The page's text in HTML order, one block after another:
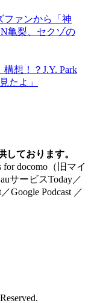
ファンから「神
亀梨、セクゾの
想！？J.Y. Park
たよ」
ております。
for docomo（旧マイ
サービスToday／
Google Podcast ／